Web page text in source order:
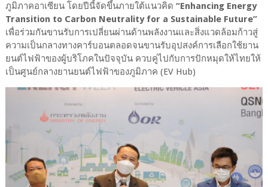
ภูมิภาคอาเซียน โดยปีนี้จัดขึ้นภายใต้แนวคิด “Enhancing Energy
Transition to Carbon Neutrality for a Sustainable Future”
เพื่อร่วมกันขานรับการเปลี่ยนผ่านด้านพลังงานและสิ่งแวดล้อมก้าวสู่
ความเป็นกลางทางคาร์บอนตลอดจนขานรับอุปสงค์การเลือกใช้ยาน
ยนต์ไฟฟ้าของผู้บริโภคในปัจจุบัน ควบคู่ไปกับการปักหมุดให้ไทยให้
เป็นศูนย์กลางยานยนต์ไฟฟ้าของภูมิภาค (EV Hub)